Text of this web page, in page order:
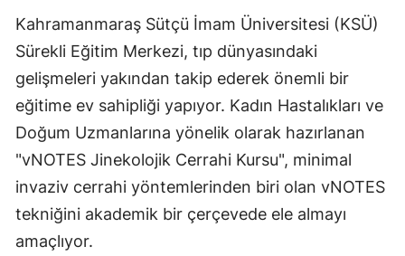
Kahramanmaraş Sütçü İmam Üniversitesi (KSÜ)
Sürekli Eğitim Merkezi, tıp dünyasındaki
gelişmeleri yakından takip ederek önemli bir
eğitime ev sahipliği yapıyor. Kadın Hastalıkları ve
Doğum Uzmanlarına yönelik olarak hazırlanan
"vNOTES Jinekolojik Cerrahi Kursu", minimal
invaziv cerrahi yöntemlerinden biri olan vNOTES
tekniğini akademik bir çerçevede ele almayı
amaçlıyor.